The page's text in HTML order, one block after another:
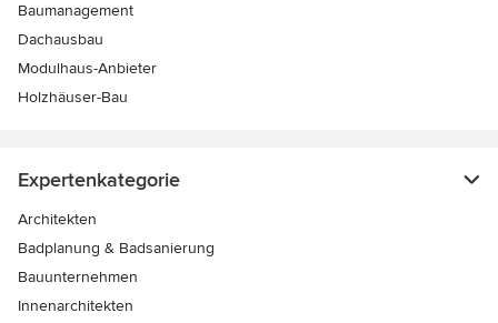
Baumanagement
Dachausbau
Modulhaus-Anbieter
Holzhäuser-Bau
Expertenkategorie
Architekten
Badplanung & Badsanierung
Bauunternehmen
Innenarchitekten